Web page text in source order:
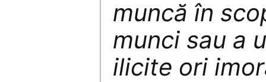
muncă în
munci sau a
ilicite ori